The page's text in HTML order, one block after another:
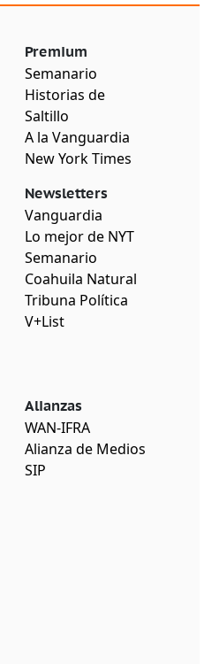
Premium
Semanario
Historias de
Saltillo
A la Vanguardia
New York Times
Newsletters
Vanguardia
Lo mejor de NYT
Semanario
Coahuila Natural
Tribuna Política
V+List
Alianzas
WAN-IFRA
Alianza de Medios
SIP